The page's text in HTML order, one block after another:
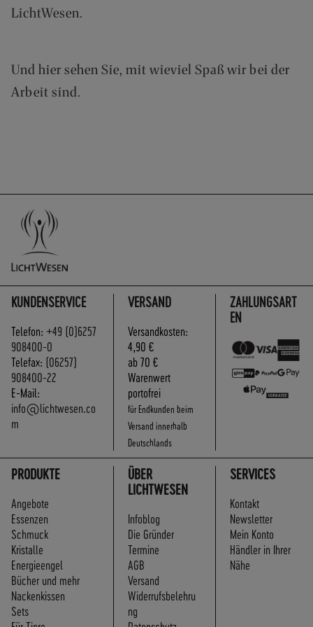
N
LichtWesen.
Und hier sehen Sie, mit wieviel Spaß wir bei der
Arbeit sind.
KUNDENSERVICE
Telefon: +49 (0)6257
908400-0
Telefax: (06257)
908400-22
E-Mail:
info@lichtwesen.co
m
ZAHLUNGSART
EN
VERSAND
Versandkosten:
4,90 €
ab 70 €
Warenwert
portofrei
für Endkunden beim
Versand innerhalb
Deutschlands
PRODUKTE
Angebote
Essenzen
Schmuck
Kristalle
Energieengel
Bücher und mehr
Nackenkissen
Sets
ÜBER
LICHTWESEN
Infoblog
Die Gründer
Termine
AGB
Versand
Widerrufsbelehru
ng
SERVICES
Kontakt
Newsletter
Mein Konto
Händler in Ihrer
Nähe